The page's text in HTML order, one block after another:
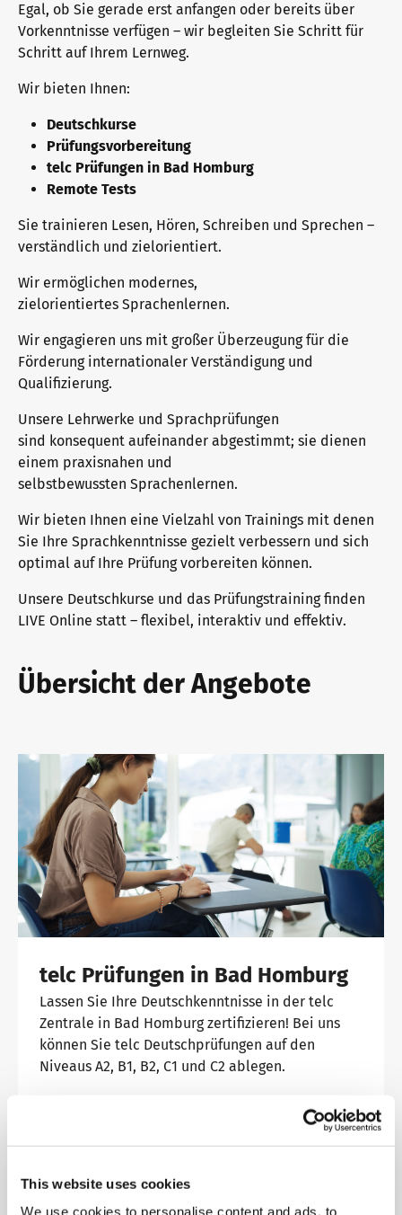
This website uses cookies
We use cookies to personalise content and ads, to
Die Zukunft spricht telc
telc in der Presse
Aktuelles
Karriere
Meet telc
Stellenangebote
Newsletter
Konferenzräume in Bad Homburg
Kontakt
Egal, ob Sie gerade erst anfangen oder bereits über
Vorkenntnisse verfügen – wir begleiten Sie Schritt für
Schritt auf Ihrem Lernweg.
Wir bieten Ihnen:
Deutschkurse
Prüfungsvorbereitung
telc Prüfungen in Bad Homburg
Remote Tests
Sie trainieren Lesen, Hören, Schreiben und Sprechen –
verständlich und zielorientiert.
Wir ermöglichen modernes,
zielorientiertes Sprachenlernen.
Wir engagieren uns mit großer Überzeugung für die
Förderung internationaler Verständigung und
Qualifizierung.
Unsere Lehrwerke und Sprachprüfungen
sind konsequent aufeinander abgestimmt; sie dienen
einem praxisnahen und
selbstbewussten Sprachenlernen.
Wir bieten Ihnen eine Vielzahl von Trainings mit denen
Sie Ihre Sprachkenntnisse gezielt verbessern und sich
optimal auf Ihre Prüfung vorbereiten können.
Unsere Deutschkurse und das Prüfungstraining finden
LIVE Online statt – flexibel, interaktiv und effektiv.
Übersicht der Angebote
telc Prüfungen in Bad Homburg
Lassen Sie Ihre Deutschkenntnisse in der telc
Zentrale in Bad Homburg zertifizieren! Bei uns
können Sie telc Deutschprüfungen auf den
Niveaus A2, B1, B2, C1 und C2 ablegen.
Mehr erfahren